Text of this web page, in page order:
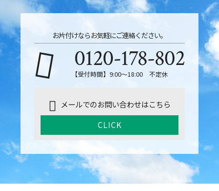
お片付けならお気軽にご連絡ください。
0120-178-802
【受付時間】9:00～18:00 不定休
メールでのお問い合わせはこちら
CLICK